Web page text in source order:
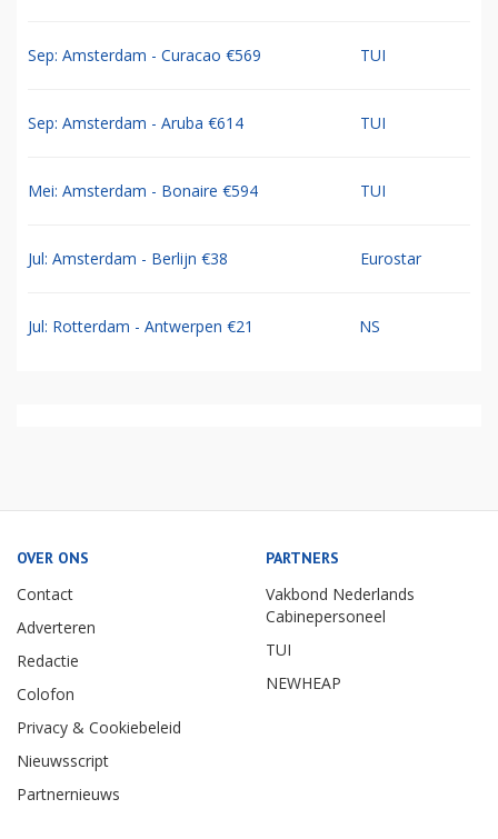
Sep: Amsterdam - Curacao €569 TUI
Sep: Amsterdam - Aruba €614 TUI
Mei: Amsterdam - Bonaire €594 TUI
Jul: Amsterdam - Berlijn €38 Eurostar
Jul: Rotterdam - Antwerpen €21 NS
OVER ONS
Contact
Adverteren
Redactie
Colofon
Privacy & Cookiebeleid
Nieuwsscript
Partnernieuws
PARTNERS
Vakbond Nederlands
Cabinepersoneel
TUI
NEWHEAP